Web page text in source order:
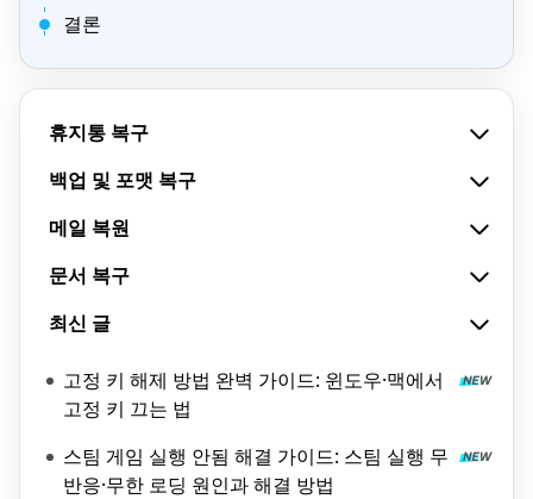
결론
휴지통 복구
백업 및 포맷 복구
메일 복원
문서 복구
최신 글
고정 키 해제 방법 완벽 가이드: 윈도우·맥에서
고정 키 끄는 법
스팀 게임 실행 안됨 해결 가이드: 스팀 실행 무
반응·무한 로딩 원인과 해결 방법